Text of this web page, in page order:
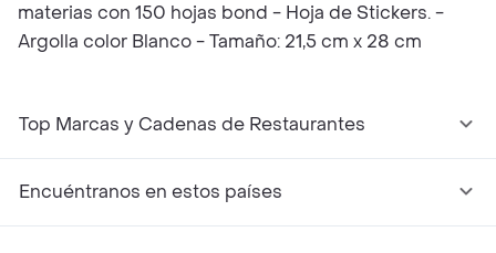
materias con 150 hojas bond - Hoja de Stickers. -
Argolla color Blanco - Tamaño: 21,5 cm x 28 cm
Top Marcas y Cadenas de Restaurantes
Encuéntranos en estos países